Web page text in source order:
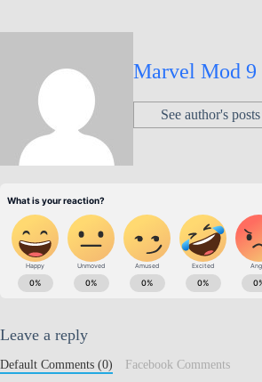
Marvel Mod 9
See author's posts
Leave a reply
Default Comments (0) Facebook Comments